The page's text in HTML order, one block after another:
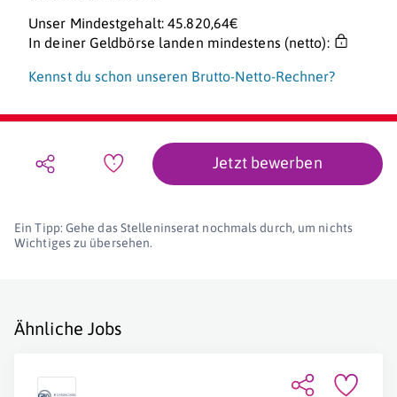
Unser Mindestgehalt: 45.820,64€
In deiner Geldbörse landen mindestens (netto):
Kennst du schon unseren Brutto-Netto-Rechner?
Jetzt bewerben
Ein Tipp: Gehe das Stelleninserat nochmals durch, um nichts
Wichtiges zu übersehen.
Ähnliche Jobs